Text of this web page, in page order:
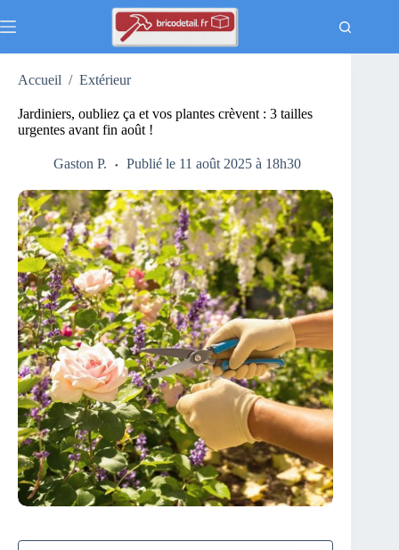
au
Accueil / Extérieur
Jardiniers, oubliez ça et vos plantes crèvent : 3 tailles
urgentes avant fin août !
Gaston P. Publié le 11 août 2025 à 18h30